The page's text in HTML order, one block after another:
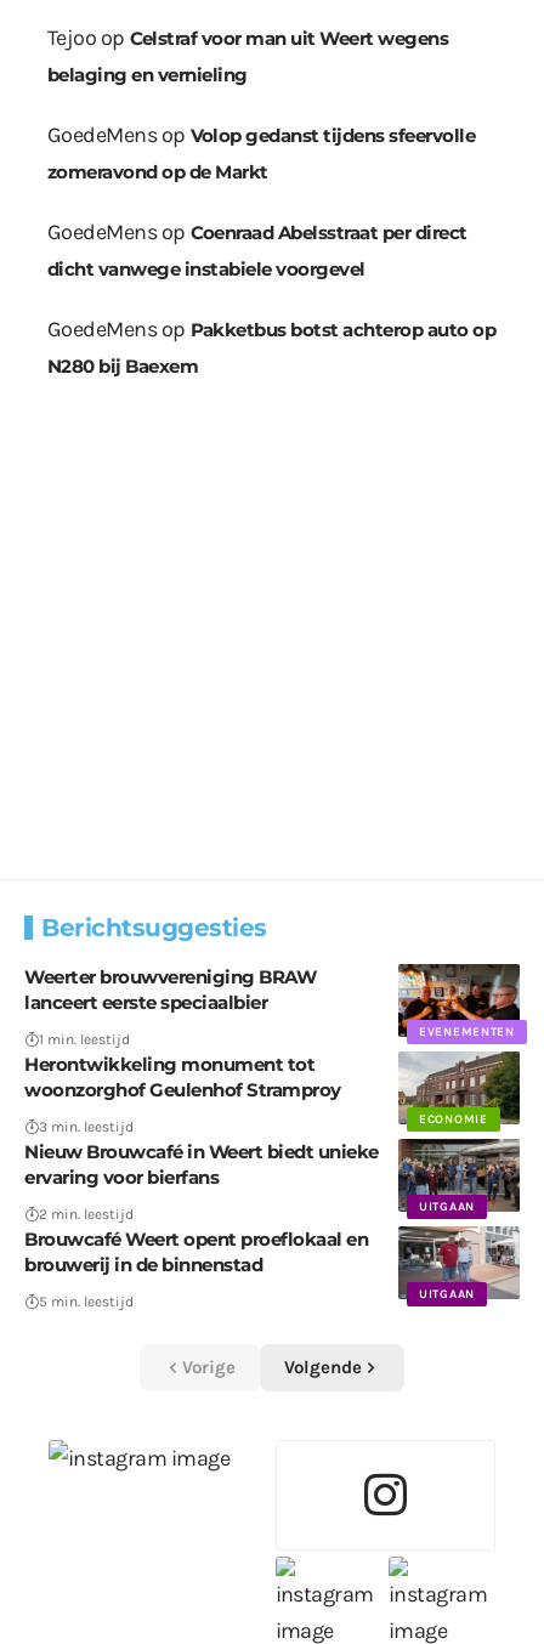
Tejoo op Celstraf voor man uit Weert wegens
belaging en vernieling
GoedeMensop Volop gedanst tijdens sfeervolle
zomeravond op de Markt
GoedeMensop Coenraad Abelsstraat per direct
dicht vanwege instabiele voorgevel
GoedeMensop Pakketbus botst achterop auto op
N280 bij Baexem
Berichtsuggesties
EVENEMENTEN
Weerter brouwvereniging BRAW
lanceert eerste speciaalbier
1 min. leestijd
ECONOMIE
Herontwikkeling monument tot
woonzorghof Geulenhof Stramproy
3 min. leestijd
UITGAAN
Nieuw Brouwcafé in Weert biedt unieke
ervaring voor bierfans
2 min. leestijd
UITGAAN
Brouwcafé Weert opent proeflokaal en
brouwerij in de binnenstad
5 min. leestijd
Vorige Volgende